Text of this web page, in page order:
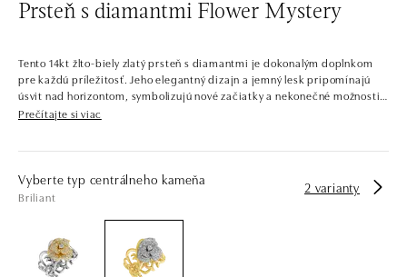
Prsteň s diamantmi Flower Mystery
Tento 14kt žlto-biely zlatý prsteň s diamantmi je dokonalým doplnkom
pre každú príležitosť. Jeho elegantný dizajn a jemný lesk pripomínajú
úsvit nad horizontom, symbolizujú nové začiatky a nekonečné možnosti
pre tých, ktorí vstupujú na novú cestu. Šperk je súčasťou kolekcie
Flowers, ktorá sa pohráva s eleganciou kvetov a okvetných lístkov.
Farebné aj číre diamanty sú zasadené do žltého, bieleho a ružového zlata
prstene a náhrdelníky ALO diamonds v tejto kolekcii sú najčastejšie
zdobené kráľovnou všetkých kvetov – ružami.
Prečítajte si viac
Vyberte typ centrálneho kameňa
Briliant
2 varianty